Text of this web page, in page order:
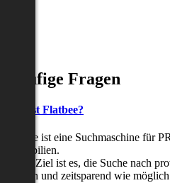
Häufige Fragen
Was ist Flatbee?
Flatbee ist eine Suchmaschine für
Immobilien.
Unser Ziel ist es, die Suche nach
einfach und zeitsparend wie